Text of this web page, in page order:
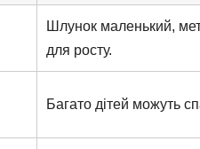
Шлунок маленький,
для росту.
Багато дітей можуть